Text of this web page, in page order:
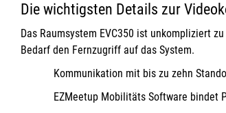
Die wichtigsten Details zur
Das Raumsystem EVC350 ist unkompliziert
Bedarf den Fernzugriff auf das System.
Kommunikation mit bis zu zehn
EZMeetup Mobilitäts Software bindet